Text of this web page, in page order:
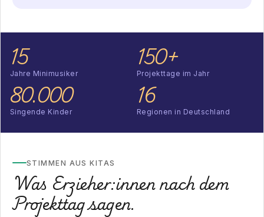
15
Jahre Minimusiker
150+
Projekttage im Jahr
80.000
Singende Kinder
16
Regionen in Deutschland
STIMMEN AUS KITAS
Was Erzieher:innen nach dem
Projekttag sagen.